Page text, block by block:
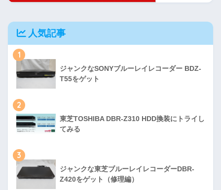
人気記事
1
ジャンクなSONYブルーレイレコーダー BDZ-
T55をゲット
2
東芝TOSHIBA DBR-Z310 HDD換装にトライし
てみる
3
ジャンクな東芝ブルーレイレコーダーDBR-
Z420をゲット（修理編）